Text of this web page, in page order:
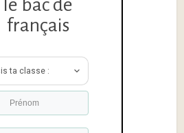
le bac de
français
ta classe :